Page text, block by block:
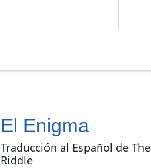
El Enigma
Traducción al Español de The
Riddle